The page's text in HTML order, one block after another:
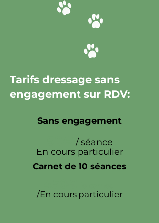
Tarifs dressage sans
engagement sur RDV:
Sans engagement
/ séance
En cours particulier
Carnet de 10 séances
/En cours particulier